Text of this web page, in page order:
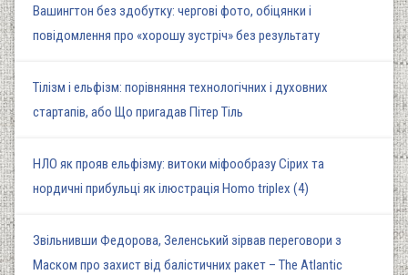
Вашингтон без здобутку: чергові фото, обіцянки і
повідомлення про «хорошу зустріч» без результату
Тілізм і ельфізм: порівняння технологічних і духовних
стартапів, або Що пригадав Пітер Тіль
НЛО як прояв ельфізму: витоки міфообразу Сірих та
нордичні прибульці як ілюстрація Homo triplex (4)
Звільнивши Федорова, Зеленський зірвав переговори з
Маском про захист від балістичних ракет – The Atlantic